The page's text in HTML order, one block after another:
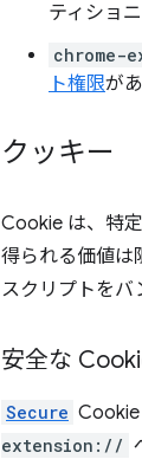
ティショ
chrome-
ト権限が
クッキー
Cookie は、特
得られる価値は
スクリプトをバ
安全な
Secure Cookie
extension://